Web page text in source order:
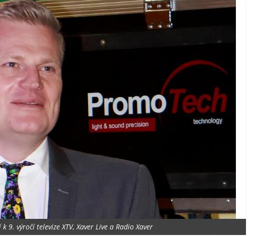
9. výročí televize XTV, Xaver Live a Radio Xaver